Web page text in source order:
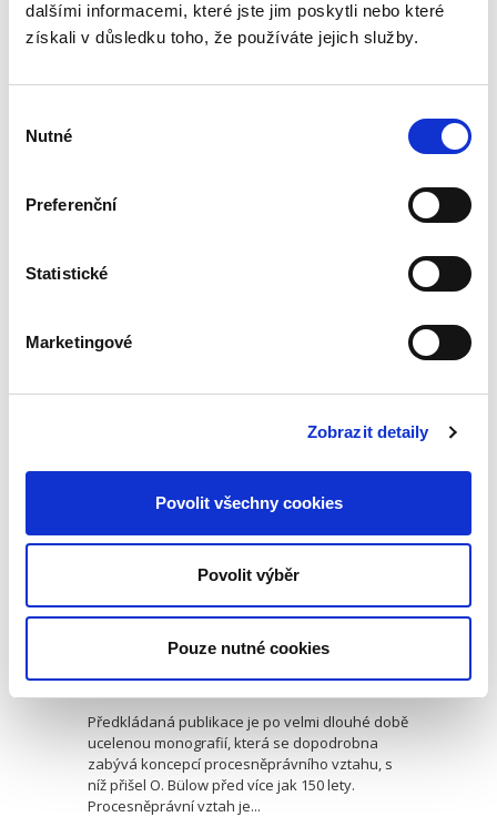
dalšími informacemi, které jste jim poskytli nebo které
získali v důsledku toho, že používáte jejich služby.
souhlasu
Nutné
Preferenční
Statistické
Marketingové
Zobrazit detaily
Povolit všechny cookies
Povolit výběr
Pouze nutné cookies
práva
390,00 Kč
Publikace se zabývá některými dosud
nezpracovanými instituty shromažďovacího
pojem shromáždění, který je...
Procesněprávní
390,00 Kč
Předkládaná publikace je po velmi dlouhé době
ucelenou monografií, která se dopodrobna
zabývá koncepcí procesněprávního vztahu, s
níž přišel O. Bülow před více jak 150 lety.
Procesněprávní vztah je...